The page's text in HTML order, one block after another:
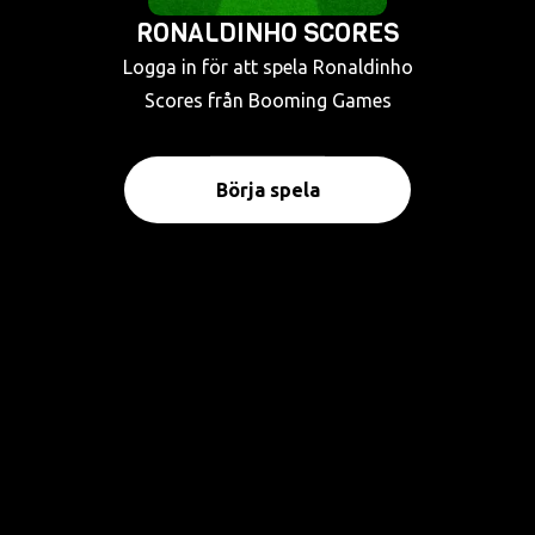
RONALDINHO SCORES
Logga in för att spela Ronaldinho
Scores från Booming Games
Börja spela